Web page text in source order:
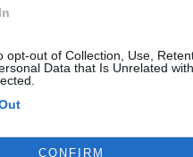
opt-out of Collection, Use,
Data that Is Unrelated
CONFIRM
DISPONIBLE
Ideal para alimentar